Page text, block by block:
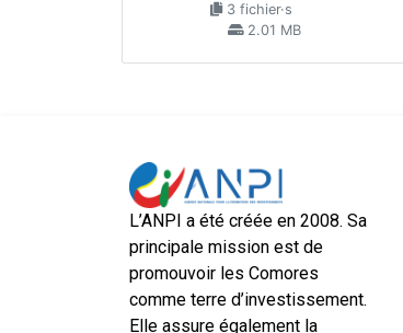
3 fichier·s
2.01 MB
L’ANPI a été créée en 2008. Sa
principale mission est de
promouvoir les Comores
comme terre d’investissement.
Elle assure également la